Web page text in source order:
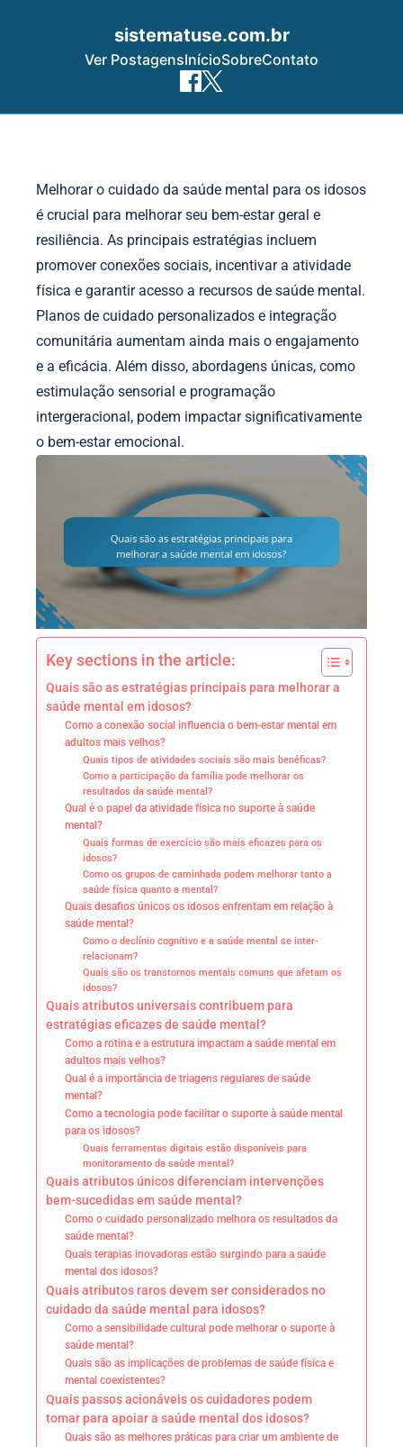
sistematuse.com.br
Ver PostagensInícioSobreContato
Melhorar o cuidado da saúde mental para os idosos
é crucial para melhorar seu bem-estar geral e
resiliência. As principais estratégias incluem
promover conexões sociais, incentivar a atividade
física e garantir acesso a recursos de saúde mental.
Planos de cuidado personalizados e integração
comunitária aumentam ainda mais o engajamento
e a eficácia. Além disso, abordagens únicas, como
estimulação sensorial e programação
intergeracional, podem impactar significativamente
o bem-estar emocional.
Key sections in the article:
Quais são as estratégias principais para melhorar a
saúde mental em idosos?
Como a conexão social influencia o bem-estar mental em
adultos mais velhos?
Quais tipos de atividades sociais são mais benéficas?
Como a participação da família pode melhorar os
resultados da saúde mental?
Qual é o papel da atividade física no suporte à saúde
mental?
Quais formas de exercício são mais eficazes para os
idosos?
Como os grupos de caminhada podem melhorar tanto a
saúde física quanto a mental?
Quais desafios únicos os idosos enfrentam em relação à
saúde mental?
Como o declínio cognitivo e a saúde mental se inter-
relacionam?
Quais são os transtornos mentais comuns que afetam os
idosos?
Quais atributos universais contribuem para
estratégias eficazes de saúde mental?
Como a rotina e a estrutura impactam a saúde mental em
adultos mais velhos?
Qual é a importância de triagens regulares de saúde
mental?
Como a tecnologia pode facilitar o suporte à saúde mental
para os idosos?
Quais ferramentas digitais estão disponíveis para
monitoramento da saúde mental?
Quais atributos únicos diferenciam intervenções
bem-sucedidas em saúde mental?
Como o cuidado personalizado melhora os resultados da
saúde mental?
Quais terapias inovadoras estão surgindo para a saúde
mental dos idosos?
Quais atributos raros devem ser considerados no
cuidado da saúde mental para idosos?
Como a sensibilidade cultural pode melhorar o suporte à
saúde mental?
Quais são as implicações de problemas de saúde física e
mental coexistentes?
Quais passos acionáveis os cuidadores podem
tomar para apoiar a saúde mental dos idosos?
Quais são as melhores práticas para criar um ambiente de